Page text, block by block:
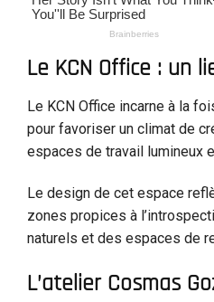
Le KCN Office : un
Le KCN Office incarne à la
pour favoriser un climat de
espaces de travail lumineux
Le design de cet espace
zones propices à
naturels et des espaces de
L’atelier Cosmas